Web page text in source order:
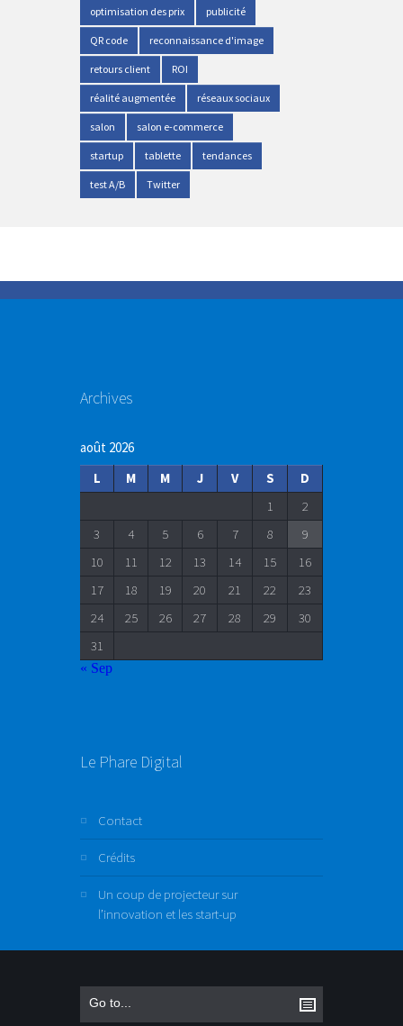
optimisation des prix publicité
QR code reconnaissance d'image
retours client ROI
réalité augmentée réseaux sociaux
salon salon e-commerce
startup tablette tendances
test A/B Twitter
Archives
août 2026
L
M M J V S
D
1
2
3
4 5 6 7 8
9
10
11 12 13 14 15
16
17
18 19 20 21 22
23
24
25 26 27 28 29
30
31
« Sep
Le Phare Digital
Contact
Crédits
Un coup de projecteur sur
l’innovation et les start-up